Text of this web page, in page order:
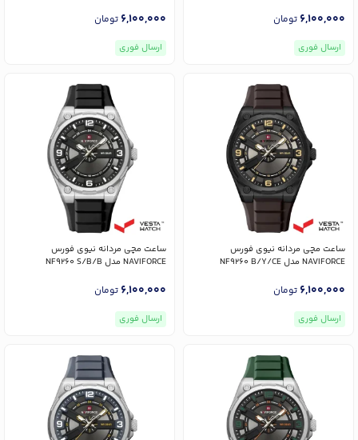
6,100,000 تومان
ارسال فوری
6,100,000 تومان
ارسال فوری
ساعت مچی مردانه نیوی فورس
NAVIFORCE مدل NF9260 B/Y/CE
6,100,000 تومان
ارسال فوری
ساعت مچی مردانه نیوی فورس
NAVIFORCE مدل NF9260 S/B/B
6,100,000 تومان
ارسال فوری